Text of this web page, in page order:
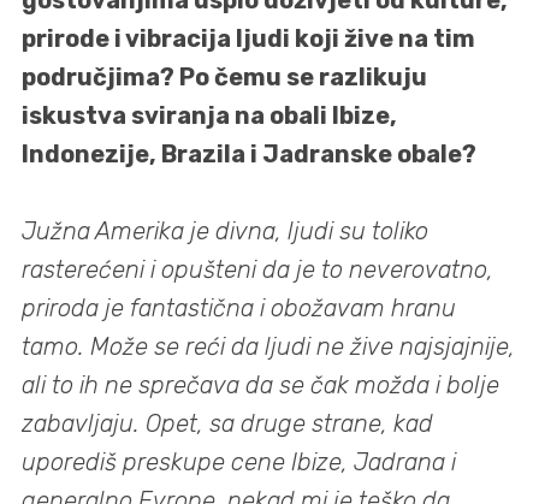
prirode i vibracija ljudi koji žive na tim
područjima? Po čemu se razlikuju
iskustva sviranja na obali Ibize,
Indonezije, Brazila i Jadranske obale?
Južna Amerika je divna, ljudi su toliko
rasterećeni i opušteni da je to neverovatno,
priroda je fantastična i obožavam hranu
tamo. Može se reći da ljudi ne žive najsjajnije,
ali to ih ne sprečava da se čak možda i bolje
zabavljaju. Opet, sa druge strane, kad
uporediš preskupe cene Ibize, Jadrana i